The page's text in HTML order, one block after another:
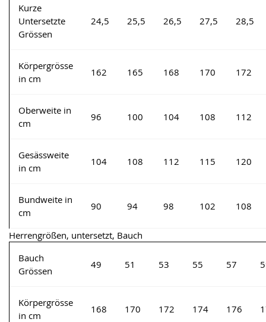
Kurze
Untersetzte
Grössen
24,5 25,5 26,5 27,5 28,5
Körpergrösse
in cm
162 165 168 170 172
Oberweite in
cm
96 100 104 108 112
Gesässweite
in cm
104 108 112 115 120
Bundweite in
cm
90 94 98 102 108
Herrengrößen, untersetzt, Bauch
Bauch
Grössen
49 51 53 55 57
Körpergrösse
in cm
168 170 172 174 176